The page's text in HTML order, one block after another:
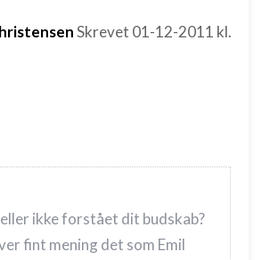
Skrevet 01-12-2011 kl.
ikke forstået dit budskab?
fint mening det som Emil